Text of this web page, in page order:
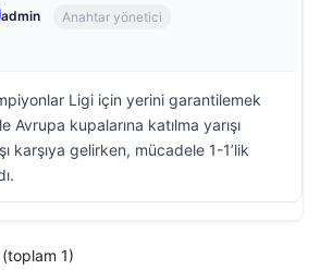
admin Anahtar yönetici
Ligi için yerini garantilemek
Avrupa kupalarına katılma yarışı
karşıya gelirken, mücadele 1-1’lik
1)